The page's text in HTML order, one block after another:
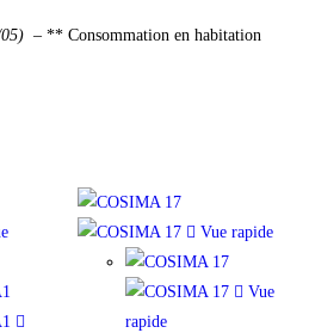
05) – ** Consommation en habitation
Vue rapide
Vue
rapide